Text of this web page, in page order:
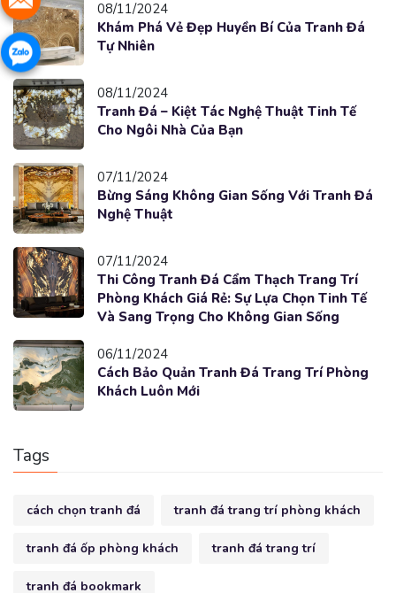
08/11/2024
Khám Phá Vẻ Đẹp Huyền Bí Của Tranh Đá
Tự Nhiên
08/11/2024
Tranh Đá – Kiệt Tác Nghệ Thuật Tinh Tế
Cho Ngôi Nhà Của Bạn
07/11/2024
Bừng Sáng Không Gian Sống Với Tranh Đá
Nghệ Thuật
07/11/2024
Thi Công Tranh Đá Cẩm Thạch Trang Trí
Phòng Khách Giá Rẻ: Sự Lựa Chọn Tinh Tế
Và Sang Trọng Cho Không Gian Sống
06/11/2024
Cách Bảo Quản Tranh Đá Trang Trí Phòng
Khách Luôn Mới
Tags
cách chọn tranh đá tranh đá trang trí phòng khách
tranh đá ốp phòng khách tranh đá trang trí
tranh đá bookmark